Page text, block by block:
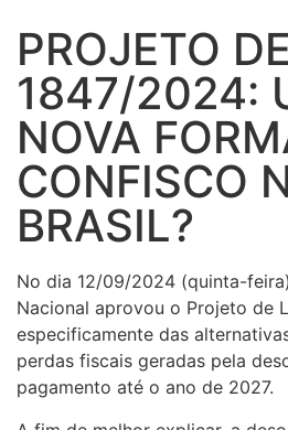
PROJETO
1847/2024:
NOVA
CONFISCO
BRASIL?
No dia 12/09/2024 (quinta-
Nacional aprovou o Projeto de
especificamente das
perdas fiscais geradas pela
pagamento até o ano de 2027.